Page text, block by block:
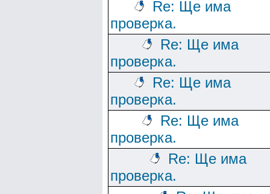
Re: Ще има
проверка.
Re: Ще има
проверка.
Re: Ще има
проверка.
Re: Ще има
проверка.
Re: Ще има
проверка.